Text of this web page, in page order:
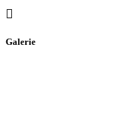
Galerie